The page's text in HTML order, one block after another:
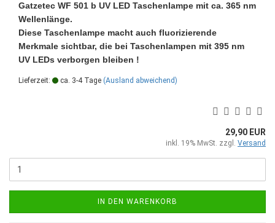
Gatzetec WF 501 b UV LED Taschenlampe mit ca. 365 nm
Wellenlänge.
Diese Taschenlampe macht auch fluorizierende
Merkmale sichtbar, die bei Taschenlampen mit 395 nm
UV LEDs verborgen bleiben !
Lieferzeit: ca. 3-4 Tage (Ausland abweichend)
29,90 EUR
inkl. 19% MwSt. zzgl. Versand
IN DEN WARENKORB